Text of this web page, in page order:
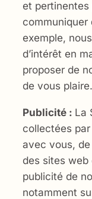
et
communiquer
exemple,
d’intérêt en
proposer de
de vous plaire.
Publicité : La
collectées
avec vous,
des sites web
publicité de
notamment